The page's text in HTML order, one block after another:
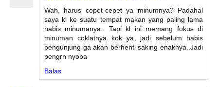
Wah, harus cepet-cepet ya minumnya? Padahal
saya kl ke suatu tempat makan yang paling lama
habis minumanya.. Tapi kl ini memang fokus di
minuman coklatnya kok ya, jadi sebelum habis
pengunjung ga akan berhenti saking enaknya..Jadi
pengrn nyoba
Balas